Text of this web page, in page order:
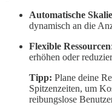
Automatische
dynamisch an die
Flexible Ressourcen
erhöhen oder
Tipp: Plane deine
Spitzenzeiten, um
reibungslose